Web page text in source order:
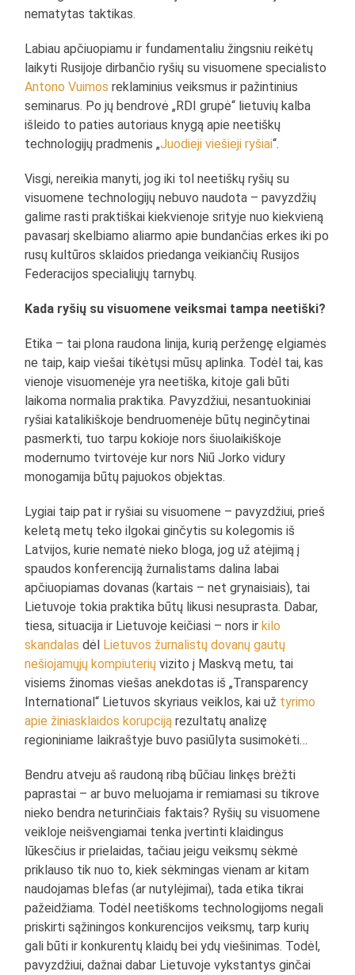
nematytas taktikas.
Labiau apčiuopiamu ir fundamentaliu žingsniu reikėtų
laikyti Rusijoje dirbančio ryšių su visuomene specialisto
Antono Vuimos reklaminius veiksmus ir pažintinius
seminarus. Po jų bendrovė „RDI grupė“ lietuvių kalba
išleido to paties autoriaus knygą apie neetiškų
technologijų pradmenis „Juodieji viešieji ryšiai“.
Visgi, nereikia manyti, jog iki tol neetiškų ryšių su
visuomene technologijų nebuvo naudota – pavyzdžių
galime rasti praktiškai kiekvienoje srityje nuo kiekvieną
pavasarį skelbiamo aliarmo apie bundančias erkes iki po
rusų kultūros sklaidos priedanga veikiančių Rusijos
Federacijos specialiųjų tarnybų.
Kada ryšių su visuomene veiksmai tampa neetiški?
Etika – tai plona raudona linija, kurią peržengę elgiamės
ne taip, kaip viešai tikėtųsi mūsų aplinka. Todėl tai, kas
vienoje visuomenėje yra neetiška, kitoje gali būti
laikoma normalia praktika. Pavyzdžiui, nesantuokiniai
ryšiai katalikiškoje bendruomenėje būtų neginčytinai
pasmerkti, tuo tarpu kokioje nors šiuolaikiškoje
modernumo tvirtovėje kur nors Niū Jorko vidury
monogamija būtų pajuokos objektas.
Lygiai taip pat ir ryšiai su visuomene – pavyzdžiui, prieš
keletą metų teko ilgokai ginčytis su kolegomis iš
Latvijos, kurie nematė nieko bloga, jog už atėjimą į
spaudos konferenciją žurnalistams dalina labai
apčiuopiamas dovanas (kartais – net grynaisiais), tai
Lietuvoje tokia praktika būtų likusi nesuprasta. Dabar,
tiesa, situacija ir Lietuvoje keičiasi – nors irkilo
skandalas dėl Lietuvos žurnalistų dovanų gautų
nešiojamųjų kompiuterių vizito į Maskvą metu, tai
visiems žinomas viešas anekdotas iš „Transparency
International“ Lietuvos skyriaus veiklos, kai už tyrimo
apie žiniasklaidos korupciją rezultatų analizę
regioniniame laikraštyje buvo pasiūlyta susimokėti…
Bendru atveju aš raudoną ribą būčiau linkęs brėžti
paprastai – ar buvo meluojama ir remiamasi su tikrove
nieko bendra neturinčiais faktais? Ryšių su visuomene
veikloje neišvengiamai tenka įvertinti klaidingus
lūkesčius ir prielaidas, tačiau jeigu veiksmų sėkmė
priklauso tik nuo to, kiek sėkmingas vienam ar kitam
naudojamas blefas (ar nutylėjimai), tada etika tikrai
pažeidžiama. Todėl neetiškoms technologijoms negali
priskirti sąžiningos konkurencijos veiksmų, tarp kurių
gali būti ir konkurentų klaidų bei ydų viešinimas. Todėl,
pavyzdžiui, dažnai dabar Lietuvoje vykstantys ginčai